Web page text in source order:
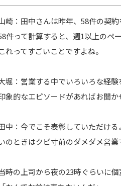
崎：田中さんは昨年、58件の契
件って計算すると、週1以上のペ
れってすごいことですよね。
堀：営業する中でいろいろな経験
象的なエピソードがあればお聞か
中：今でこそ表彰していただけ
のときはクビ寸前のダメダメ営業
時の上司から夜の23時ぐらいに